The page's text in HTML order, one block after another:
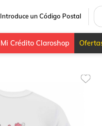
Introduce un Código Postal
Mi Crédito Claroshop